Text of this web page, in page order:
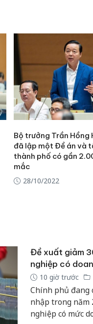
Bộ trưởng Trần Hồng
đã lập một Đề án và
thành phố có gần
mắc
28/10/2022
Đề xuất giảm
nghiệp có
10 giờ trước
Chính phủ đang
nhập trong năm
nghiệp có mức